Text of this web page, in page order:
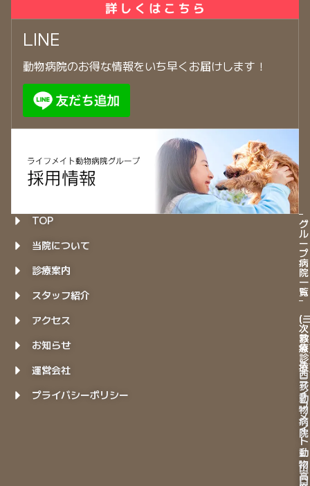
LINE
動物病院のお得な情報をいち早くお届けします！
TOP
当院について
診療案内
スタッフ紹介
アクセス
お知らせ
運営会社
プライバシーポリシー
グ
ル
ー
プ
病
院
一
覧
(
次
診
－
西
荻
動
物
病
院
－
山
口
(
救
急
診
ラ
イ
フ
メ
イ
ト
動
物
高